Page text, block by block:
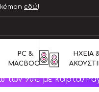
εδώ!
PC &
MACBOOK
ΗΧΕΙΑ
των 90€ με κάρτα/